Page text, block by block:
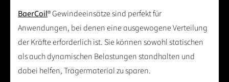
BaerCoil® Gewindeeinsätze sind perfekt für
Anwendungen, bei denen eine ausgewogene Verteilung
der Kräfte erforderlich ist. Sie können sowohl statischen
als auch dynamischen Belastungen standhalten und
dabei helfen, Trägermaterial zu sparen.